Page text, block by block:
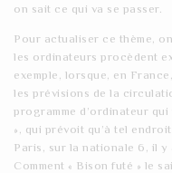
on sait ce qui va se passer.
Pour actualiser ce thème,
les ordinateurs procèdent
exemple, lorsque, en
les prévisions de la
programme d’ordinateur
», qui prévoit qu’à tel
Paris, sur la nationale 6, il y
Comment « Bison futé » le